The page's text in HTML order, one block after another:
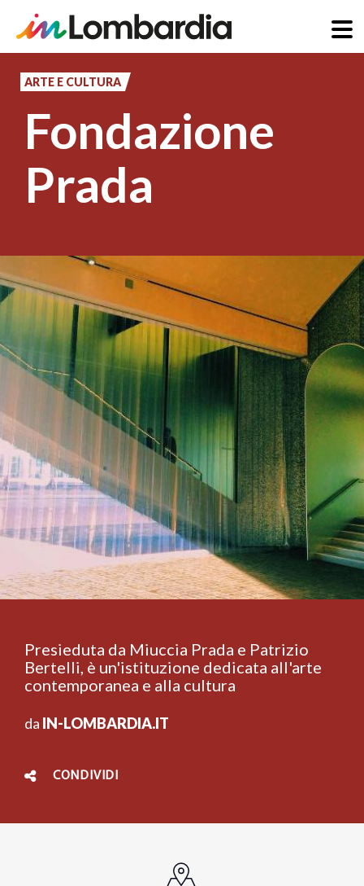
principale
ARTE E CULTURA
Fondazione
Prada
Presieduta da Miuccia Prada e Patrizio
Bertelli, è un'istituzione dedicata all'arte
contemporanea e alla cultura
da IN-LOMBARDIA.IT
CONDIVIDI